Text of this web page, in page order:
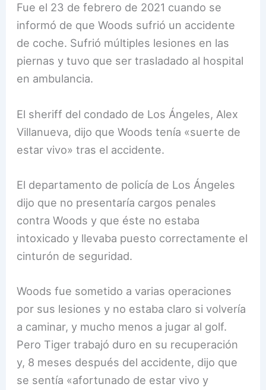
Fue el 23 de febrero de 2021 cuando se
informó de que Woods sufrió un accidente
de coche. Sufrió múltiples lesiones en las
piernas y tuvo que ser trasladado al hospital
en ambulancia.
El sheriff del condado de Los Ángeles, Alex
Villanueva, dijo que Woods tenía «suerte de
estar vivo» tras el accidente.
El departamento de policía de Los Ángeles
dijo que no presentaría cargos penales
contra Woods y que éste no estaba
intoxicado y llevaba puesto correctamente el
cinturón de seguridad.
Woods fue sometido a varias operaciones
por sus lesiones y no estaba claro si volvería
a caminar, y mucho menos a jugar al golf.
Pero Tiger trabajó duro en su recuperación
y, 8 meses después del accidente, dijo que
se sentía «afortunado de estar vivo y